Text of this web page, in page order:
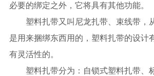
必要的绑定之外，它将具有其他功能。
塑料扎带又叫尼龙扎带、束线带，
是用来捆绑东西用的，塑料扎带的设计
有灵活性的。
塑料扎带分为：自锁式塑料扎带、